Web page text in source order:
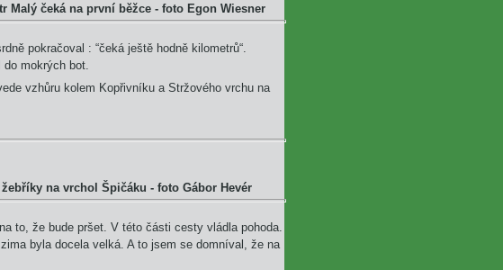
Malý čeká na první běžce - foto Egon Wiesner
pokračoval : “čeká ještě hodně kilometrů“.
mokrých bot.
vzhůru kolem Kopřivníku a Stržového vrchu na
na vrchol Špičáku - foto Gábor Hevér
to, že bude pršet. V této části cesty vládla pohoda.
byla docela velká. A to jsem se domníval, že na